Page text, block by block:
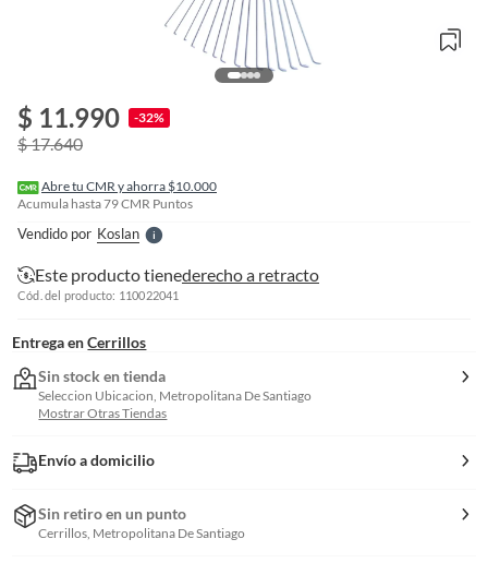
$ 11.990 -32%
$ 17.640
Abre tu CMR y ahorra $10.000
Acumula hasta79CMR Puntos
Vendido por KoslanS
l
l
I
n
Este producto tienederecho a retracto
Cód. del producto: 110022041
Entrega en Cerrillos
Sin stock en tienda
Seleccion Ubicacion, Metropolitana De Santiago
Mostrar Otras Tiendas
Envío a domicilio
Sin retiro en un punto
Cerrillos, Metropolitana De Santiago